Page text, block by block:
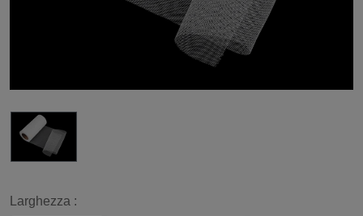
Larghezza :